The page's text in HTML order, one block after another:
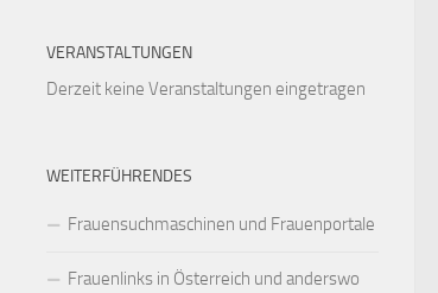
VERANSTALTUNGEN
Derzeit keine Veranstaltungen eingetragen
WEITERFÜHRENDES
Frauensuchmaschinen und Frauenportale
Frauenlinks in Österreich und anderswo